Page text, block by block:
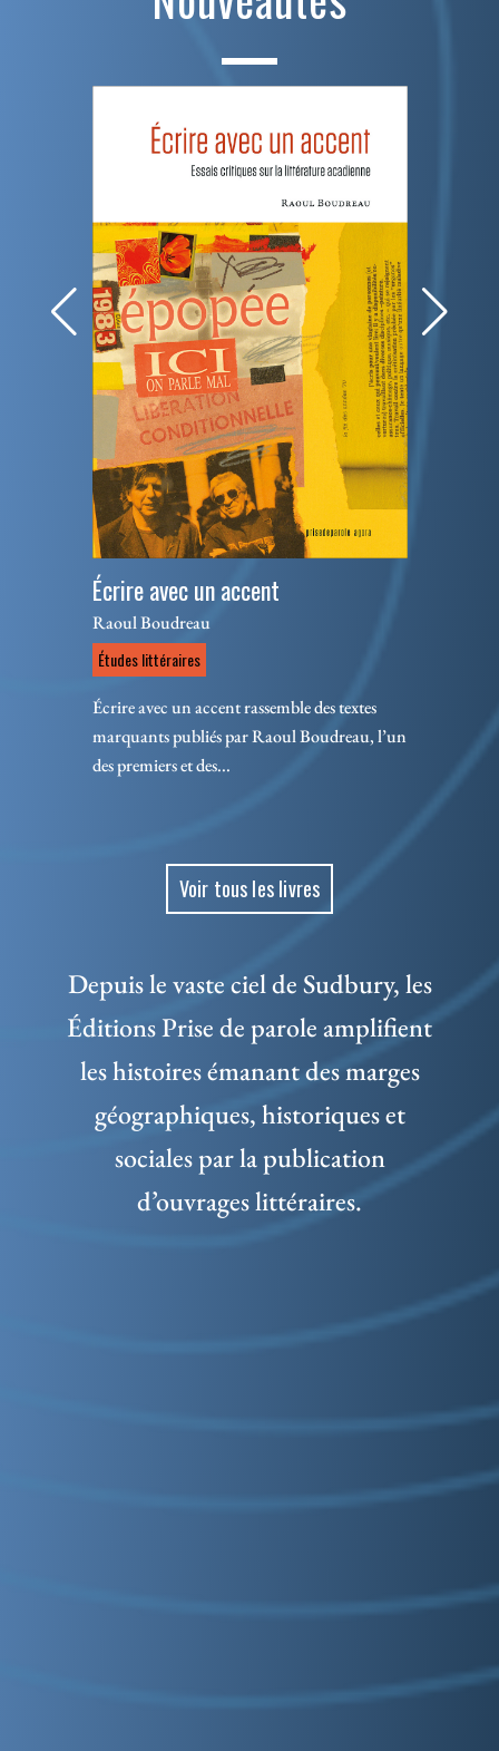
Écrire avec un accent
Raoul Boudreau
Études littéraires
Écrire avec un accent rassemble des textes
marquants publiés par Raoul Boudreau, l’un
des premiers et des...
Voir tous les livres
Depuis le vaste ciel de Sudbury, les
Éditions Prise de parole amplifient
les histoires émanant des marges
géographiques, historiques et
sociales par la publication
d’ouvrages littéraires.